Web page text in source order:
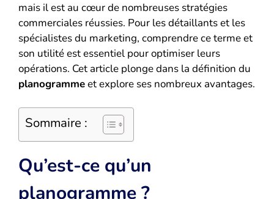
mais il est au cœur de nombreuses stratégies
commerciales réussies. Pour les détaillants et les
spécialistes du marketing, comprendre ce terme et
son utilité est essentiel pour optimiser leurs
opérations. Cet article plonge dans la définition du
planogrammeet explore ses nombreux avantages.
Sommaire :
Qu’est-ce qu’un
planogramme ?